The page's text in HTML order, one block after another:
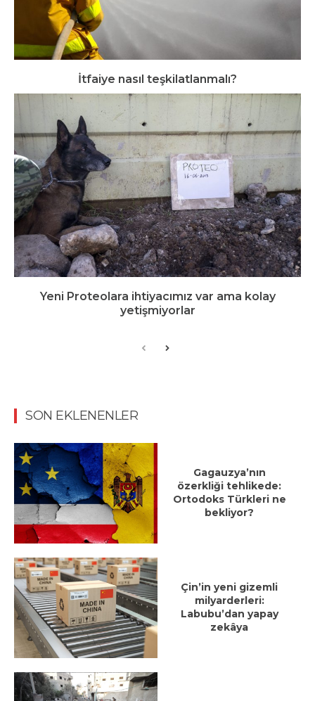
İtfaiye nasıl teşkilatlanmalı?
Yeni Proteolara ihtiyacımız var ama kolay
yetişmiyorlar
SON EKLENENLER
Gagauzya’nın
özerkliği tehlikede:
Ortodoks Türkleri ne
bekliyor?
Çin’in yeni gizemli
milyarderleri:
Labubu’dan yapay
zekâya